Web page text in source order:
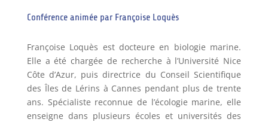
Conférence animée par Françoise Loquès
Françoise Loquès est docteure en biologie marine.
Elle a été chargée de recherche à l’Université Nice
Côte d’Azur, puis directrice du Conseil Scientifique
des Îles de Lérins à Cannes pendant plus de trente
ans. Spécialiste reconnue de l’écologie marine, elle
enseigne dans plusieurs écoles et universités des